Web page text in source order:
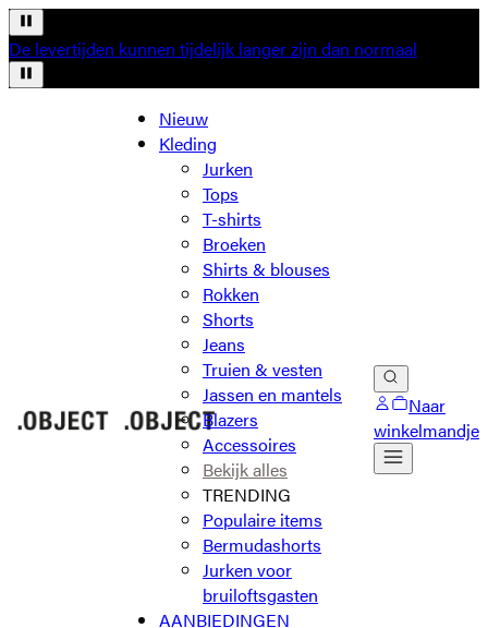
De levertijden kunnen tijdelijk langer zijn dan normaal
Nieuw
Kleding
Jurken
Tops
T-shirts
Broeken
Shirts & blouses
Rokken
Shorts
Jeans
Truien & vesten
Jassen en mantels
Blazers
Accessoires
Bekijk alles
TRENDING
Populaire items
Bermudashorts
Jurken voor
bruiloftsgasten
AANBIEDINGEN
Naar
winkelmandje